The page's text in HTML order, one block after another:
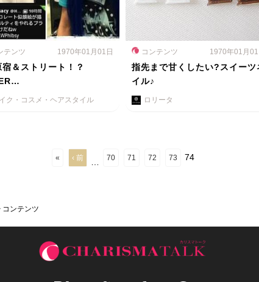
テンツ 1970年01月01日
宿＆ストリート！？
ク・コスメ・ヘアスタイル
コンテンツ 1970年01月
指先まで甘くしたい?スイーツ
イル♪
ロリータ
« ‹ 前 70 71 72 73 74
コンテンツ